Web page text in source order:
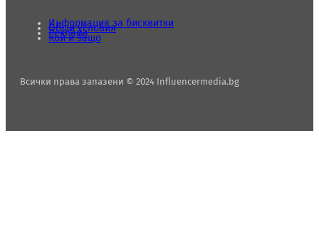
Всички права запазени © 2024 Influencermedia.bg
Информация за бисквитки
Общи условия
Реклама
Кой и защо